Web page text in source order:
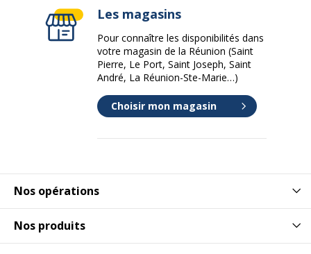
Nos opérations
Nos produits
Les magasins
Pour connaître les disponibilités dans
votre magasin de la Réunion (Saint
Pierre, Le Port, Saint Joseph, Saint
André, La Réunion-Ste-Marie…)
Choisir mon magasin